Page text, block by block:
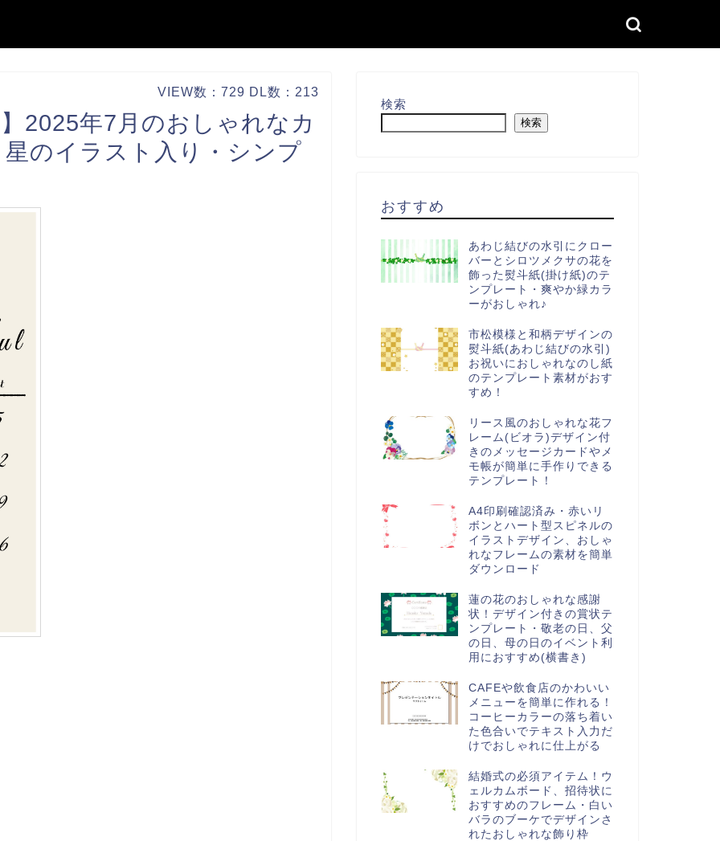
VIEW数：729 DL数：213
2025年7月のおしゃれなカ
のイラスト入り・シンプ
検索
検索
おすすめ
あわじ結びの水引にクロー
バーとシロツメクサの花を
飾った熨斗紙(掛け紙)のテ
ンプレート・爽やか緑カラ
ーがおしゃれ♪
市松模様と和柄デザインの
熨斗紙(あわじ結びの水引)
お祝いにおしゃれなのし紙
のテンプレート素材がおす
すめ！
リース風のおしゃれな花フ
レーム(ビオラ)デザイン付
きのメッセージカードやメ
モ帳が簡単に手作りできる
テンプレート！
A4印刷確認済み・赤いリ
ボンとハート型スピネルの
イラストデザイン、おしゃ
れなフレームの素材を簡単
ダウンロード
蓮の花のおしゃれな感謝
状！デザイン付きの賞状テ
ンプレート・敬老の日、父
の日、母の日のイベント利
用におすすめ(横書き)
CAFEや飲食店のかわいい
メニューを簡単に作れる！
コーヒーカラーの落ち着い
た色合いでテキスト入力だ
けでおしゃれに仕上がる
結婚式の必須アイテム！ウ
ェルカムボード、招待状に
おすすめのフレーム・白い
バラのブーケでデザインさ
れたおしゃれな飾り枠